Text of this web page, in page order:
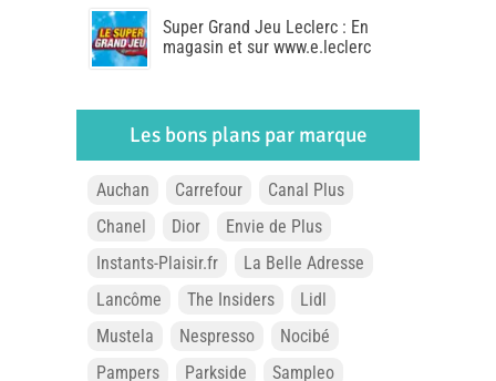
Super Grand Jeu Leclerc : En
magasin et sur www.e.leclerc
Les bons plans par marque
Auchan Carrefour
Canal Plus
Chanel
Dior
Envie de Plus
Instants-Plaisir.fr
La Belle Adresse
Lancôme
The Insiders
Lidl
Mustela
Nespresso
Nocibé
Pampers
Parkside Sampleo